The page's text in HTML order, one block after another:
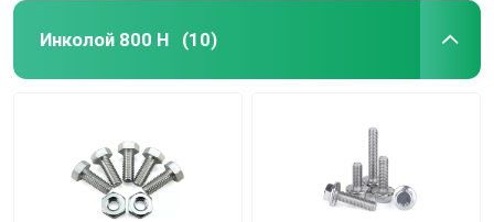
Инколой 800 H (10)